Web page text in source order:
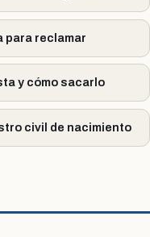
para reclamar
y cómo sacarlo
civil de nacimiento